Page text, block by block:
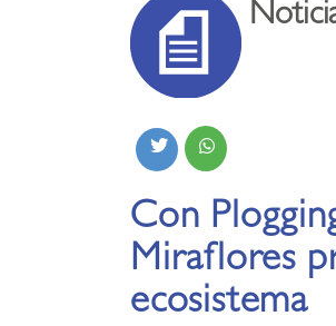
Con
Miraflores
ecosistema